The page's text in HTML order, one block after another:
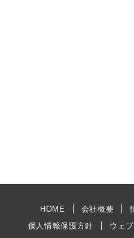
HOME 会社概要
個人情報保護方針
ウェ